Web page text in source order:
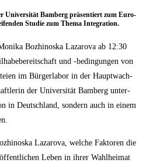
Uni­ver­si­tät Bam­berg prä­sen­tiert zum Euro­
Stu­die zum The­ma Integration.
Bozhi­no­ska Laza­ro­va ab 12:30
und ‑bedin­gun­gen von
im Bür­ger­la­bor in der Haupt­wach­
der Uni­ver­si­tät Bam­berg unter­
in Deutsch­land, son­dern auch in einem
Laza­ro­va, wel­che Fak­to­ren die
Leben in ihrer Wahl­hei­mat